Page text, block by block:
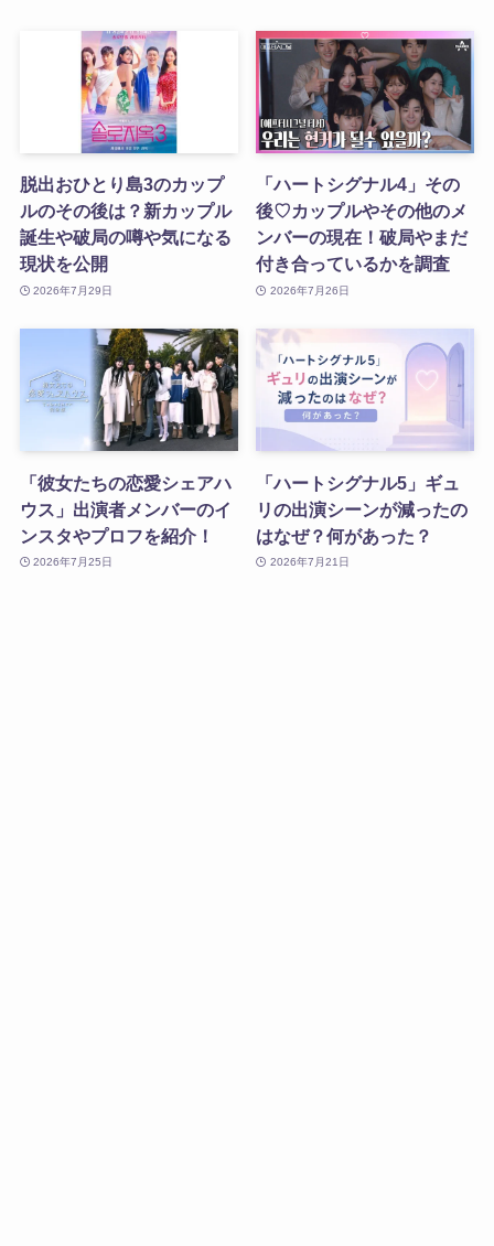
脱出おひとり島3のカップ
ルのその後は？新カップル
誕生や破局の噂や気になる
現状を公開
2026年7月29日
「ハートシグナル4」その
後♡カップルやその他のメ
ンバーの現在！破局やまだ
付き合っているかを調査
2026年7月26日
「彼女たちの恋愛シェアハ
ウス」出演者メンバーのイ
ンスタやプロフを紹介！
2026年7月25日
「ハートシグナル5」ギュ
リの出演シーンが減ったの
はなぜ？何があった？
2026年7月21日